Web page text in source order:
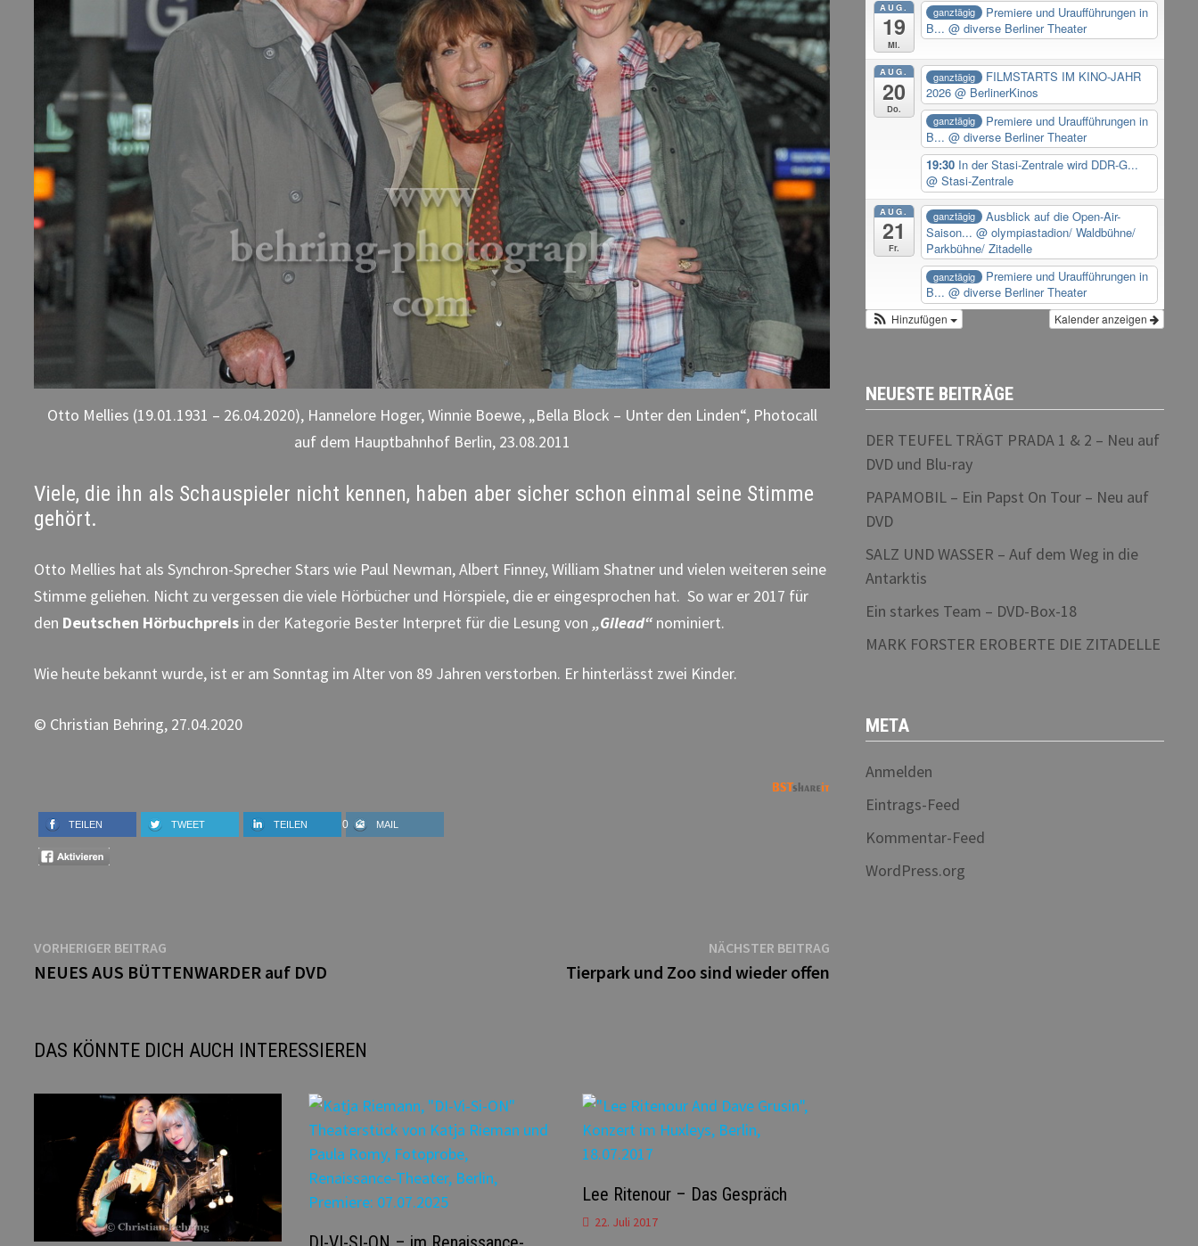
Otto Mellies (19.01.1931 – 26.04.2020), Hannelore Hoger, Winnie Boewe, „Bella Block – Unter den Linden“, Photocall
auf dem Hauptbahnhof Berlin, 23.08.2011
Viele, die ihn als Schauspieler nicht kennen, haben aber sicher schon einmal seine Stimme
gehört.
Otto Mellies hat als Synchron-Sprecher Stars wie Paul Newman, Albert Finney, William Shatner und vielen weiteren seine
Stimme geliehen. Nicht zu vergessen die viele Hörbücher und Hörspiele, die er eingesprochen hat. So war er 2017 für
den Deutschen Hörbuchpreis in der Kategorie Bester Interpret für die Lesung von „Gilead“ nominiert.
Wie heute bekannt wurde, ist er am Sonntag im Alter von 89 Jahren verstorben. Er hinterlässt zwei Kinder.
© Christian Behring, 27.04.2020
TEILEN TWEET 0
TEILEN MAIL
Beitragsnavigation
VORHERIGER BEITRAG
Beitrag:
NEUES AUS BÜTTENWARDER auf DVD
NÄCHSTER BEITRAGNächster
Beitrag:
Tierpark und Zoo sind wieder offen
DAS KÖNNTE DICH AUCH INTERESSIEREN
Lee Ritenour – Das Gespräch
22. Juli 2017
AUG.
19
Mi.
ganztägig
Premiere und Uraufführungen in
B...@ diverse Berliner Theater
AUG.
20
Do.
ganztägig
FILMSTARTS IM KINO-JAHR
2026@ BerlinerKinos
ganztägig
Premiere und Uraufführungen in
B...@ diverse Berliner Theater
19:30 In der Stasi-Zentrale wird DDR-G...
@ Stasi-Zentrale
AUG.
21
Fr.
ganztägig
Ausblick auf die Open-Air-
Saison...@ olympiastadion/ Waldbühne/
Parkbühne/ Zitadelle
ganztägig
Premiere und Uraufführungen in
B...@ diverse Berliner Theater
Kalender anzeigen
Hinzufügen
NEUESTE BEITRÄGE
DER TEUFEL TRÄGT PRADA 1 & 2 – Neu auf
DVD und Blu-ray
PAPAMOBIL – Ein Papst On Tour – Neu auf
DVD
SALZ UND WASSER – Auf dem Weg in die
Antarktis
Ein starkes Team – DVD-Box-18
MARK FORSTER EROBERTE DIE ZITADELLE
META
Anmelden
Eintrags-Feed
Kommentar-Feed
WordPress.org